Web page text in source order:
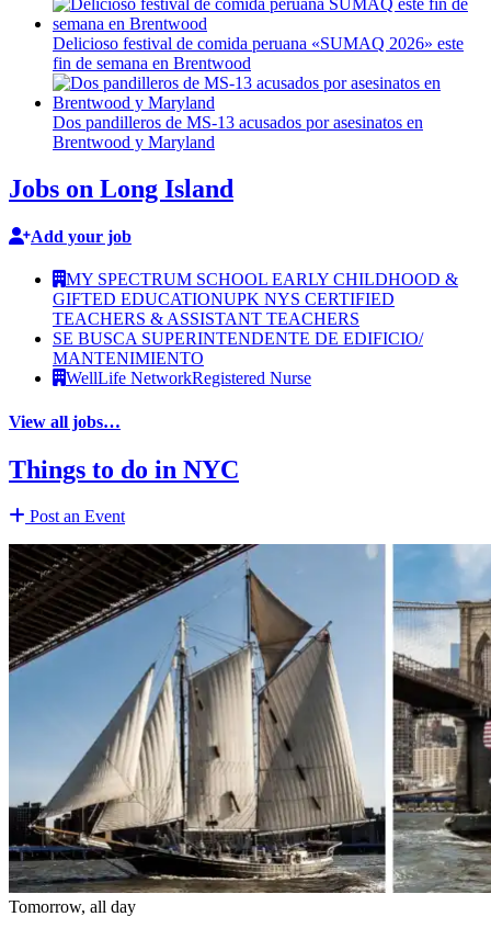
Delicioso festival de comida peruana «SUMAQ 2026» este
fin de semana en Brentwood
Dos pandilleros de MS-13 acusados por asesinatos en
Brentwood y Maryland
Jobs on Long Island
Add your job
MY SPECTRUM SCHOOL EARLY CHILDHOOD &
GIFTED EDUCATIONUPK NYS CERTIFIED
TEACHERS & ASSISTANT TEACHERS
SE BUSCA SUPERINTENDENTE DE EDIFICIO/
MANTENIMIENTO
WellLife NetworkRegistered Nurse
View all jobs…
Things to do in NYC
Post an Event
Tomorrow, all day